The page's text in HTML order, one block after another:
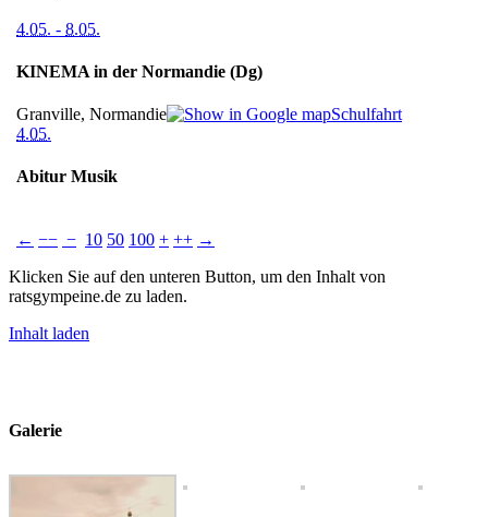
4.05. - 8.05.
KINEMA in der Normandie (Dg)
Granville, Normandie
Schulfahrt
4.05.
Abitur Musik
← −− − 10 50 100 + ++ →
Klicken Sie auf den unteren Button, um den Inhalt von
ratsgympeine.de zu laden.
Inhalt laden
Galerie